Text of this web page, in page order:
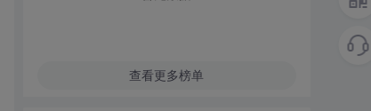
查看更多榜单